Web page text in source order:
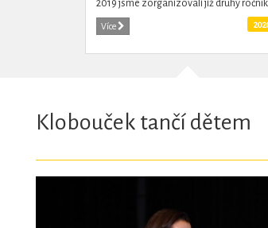
2019 jsme zorganizovali již druhý ročník
charitativní akce, ze které jde výtěžek
dětem do...
Více
Klobouček tančí dětem